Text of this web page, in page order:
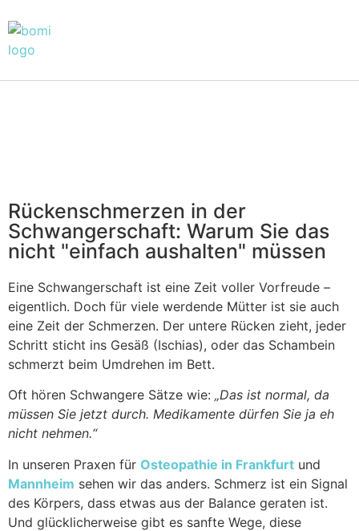
Rückenschmerzen in der
Schwangerschaft: Warum Sie das
nicht "einfach aushalten" müssen
Eine Schwangerschaft ist eine Zeit voller Vorfreude –
eigentlich. Doch für viele werdende Mütter ist sie auch
eine Zeit der Schmerzen. Der untere Rücken zieht, jeder
Schritt sticht ins Gesäß (Ischias), oder das Schambein
schmerzt beim Umdrehen im Bett.
Oft hören Schwangere Sätze wie: „Das ist normal, da
müssen Sie jetzt durch. Medikamente dürfen Sie ja eh
nicht nehmen.“
In unseren Praxen für Osteopathie in Frankfurt und
Mannheim sehen wir das anders. Schmerz ist ein Signal
des Körpers, dass etwas aus der Balance geraten ist.
Und glücklicherweise gibt es sanfte Wege, diese